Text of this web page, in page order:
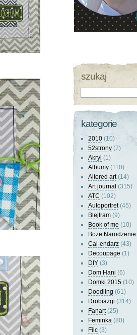
szukaj
kategorie
2010 (10)
52strony (7)
Akryl (1)
Albumy (110)
Altered art(14)
Art journal (315)
ATC (102)
Autoportret(45)
Blejtram (9)
Book of me (10)
Boże Narodzenie
Cal-endarz (43)
Decoupage (1)
DIY (3)
Dom Hani (6)
Domki 2015 (10)
Doodling (61)
Drobiazgi (314)
Fanart(25)
Feminka (80)
Filc (3)